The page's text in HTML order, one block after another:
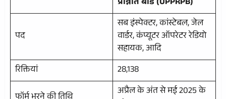
पद
सब इंस्पेक्टर, कांस्टेबल, जेल
वार्डर, कंप्यूटर ऑपरेटर रेडियो
सहायक, आदि
रिक्तियां
28,138
अप्रैल के अंत से मई 2025 के